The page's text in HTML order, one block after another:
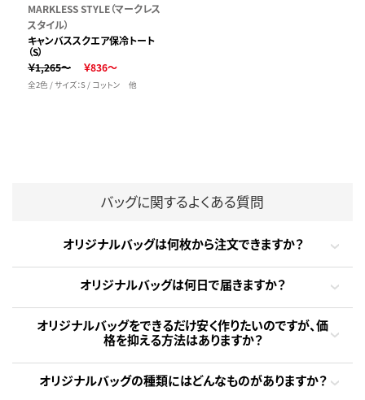
MARKLESS STYLE（マークレス
スタイル）
キャンバススクエア保冷トート
（S）
￥1,265～
￥836～
全2色 / サイズ：S / コットン 他
バッグに関するよくある質問
オリジナルバッグは何枚から注文できますか？
オリジナルバッグは何日で届きますか？
オリジナルバッグをできるだけ安く作りたいのですが、価
格を抑える方法はありますか？
オリジナルバッグの種類にはどんなものがありますか？